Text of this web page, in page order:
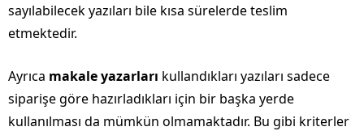
sayılabilecek yazıları bile kısa sürelerde teslim
etmektedir.
Ayrıca makale yazarları kullandıkları yazıları sadece
siparişe göre hazırladıkları için bir başka yerde
kullanılması da mümkün olmamaktadır. Bu gibi kriterler